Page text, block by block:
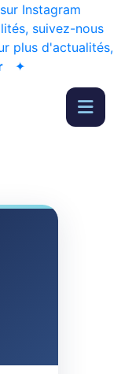
Instagram
suivez-nous
plus d'actualités,
✦